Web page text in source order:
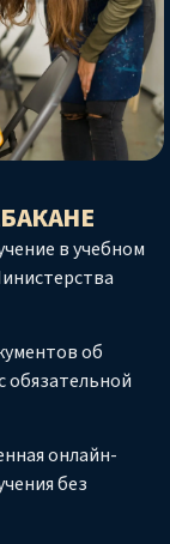
в учебном
об
обязательной
онлайн-
без